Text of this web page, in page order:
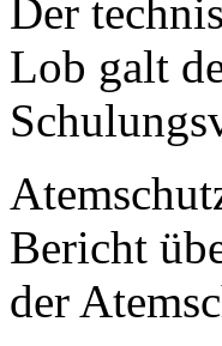
Der
Lob galt
Bericht
der